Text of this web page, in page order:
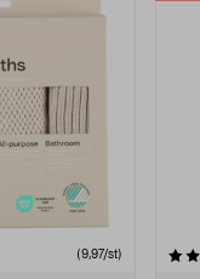
(9,97/st)